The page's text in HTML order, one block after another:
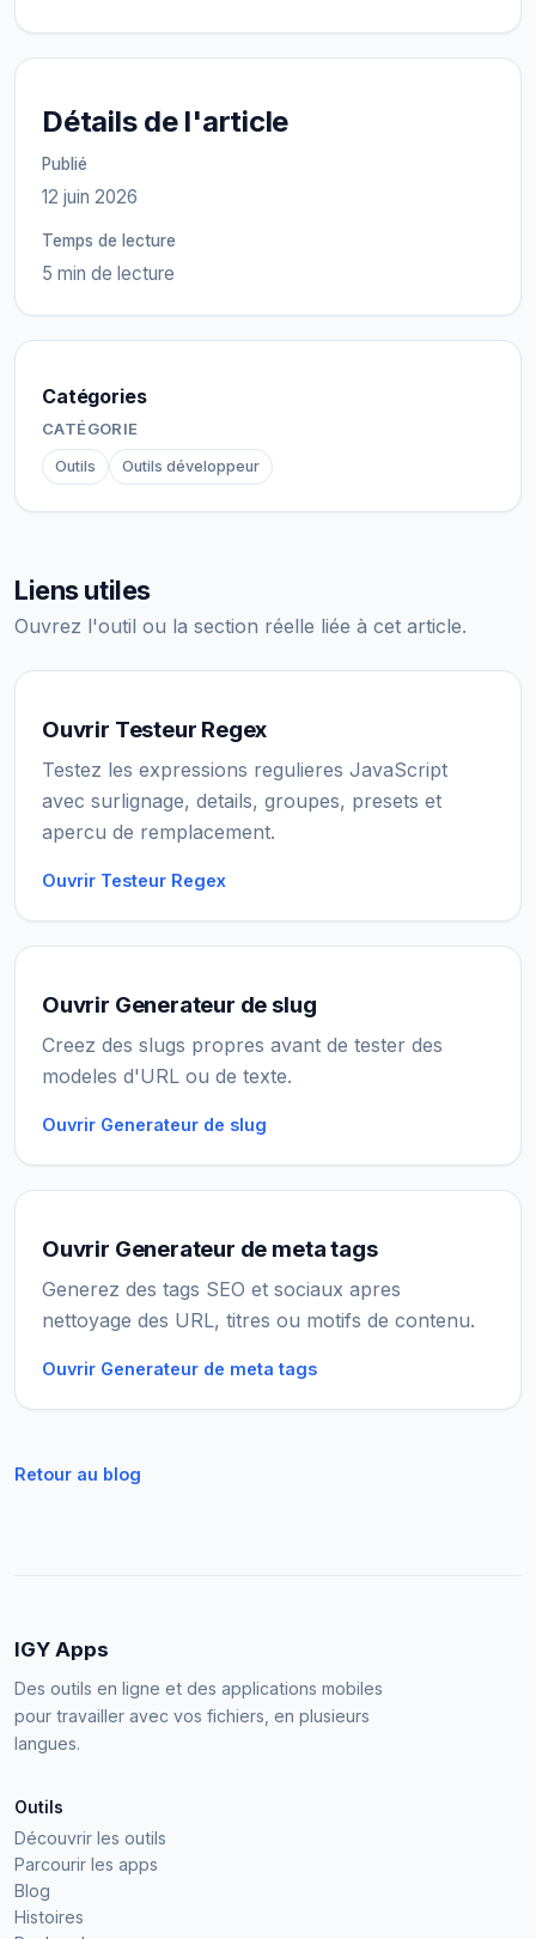
Détails de l'article
Publié
12 juin 2026
Temps de lecture
5 min de lecture
Catégories
CATÉGORIE
Outils Outils développeur
Liens utiles
Ouvrez l'outil ou la section réelle liée à cet article.
Ouvrir Testeur Regex
Testez les expressions regulieres JavaScript
avec surlignage, details, groupes, presets et
apercu de remplacement.
Ouvrir Testeur Regex
Ouvrir Generateur de slug
Creez des slugs propres avant de tester des
modeles d'URL ou de texte.
Ouvrir Generateur de slug
Ouvrir Generateur de meta tags
Generez des tags SEO et sociaux apres
nettoyage des URL, titres ou motifs de contenu.
Ouvrir Generateur de meta tags
Retour au blog
IGY Apps
Des outils en ligne et des applications mobiles
pour travailler avec vos fichiers, en plusieurs
langues.
Outils
Découvrir les outils
Parcourir les apps
Blog
Histoires